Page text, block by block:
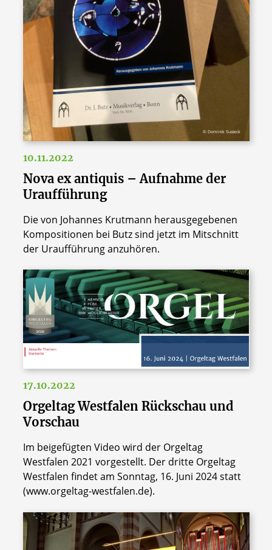
© Dominik Susteck
10.11.2022
Nova ex antiquis – Aufnahme der
Uraufführung
Die von Johannes Krutmann herausgegebenen
Kompositionen bei Butz sind jetzt im Mitschnitt
der Uraufführung anzuhören.
17.10.2022
Orgeltag Westfalen Rückschau und
Vorschau
Im beigefügten Video wird der Orgeltag
Westfalen 2021 vorgestellt. Der dritte Orgeltag
Westfalen findet am Sonntag, 16. Juni 2024 statt
(www.orgeltag-westfalen.de).